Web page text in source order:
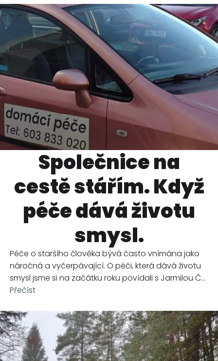
Společnice na
cestě stářím. Když
péče dává životu
smysl.
Péče o staršího člověka bývá často vnímána jako
náročná a vyčerpávající. O péči, která dává životu
smysl jsme si na začátku roku povídali s Jarmilou Č...
Přečíst